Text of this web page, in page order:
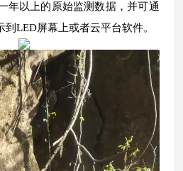
年以上的原始监测数据，并可通
LED屏幕上或者云平台软件。